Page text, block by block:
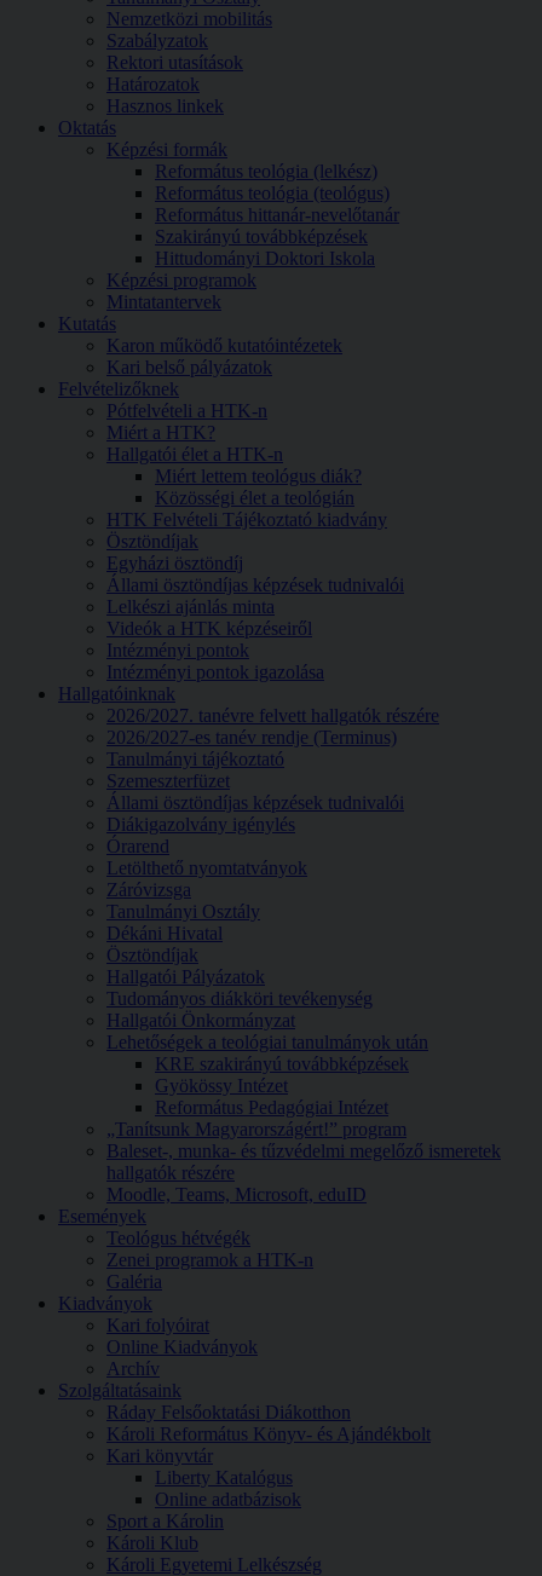
Nemzetközi mobilitás
Szabályzatok
Rektori utasítások
Határozatok
Hasznos linkek
Oktatás
Képzési formák
Református teológia (lelkész)
Református teológia (teológus)
Református hittanár-nevelőtanár
Szakirányú továbbképzések
Hittudományi Doktori Iskola
Képzési programok
Mintatantervek
Kutatás
Karon működő kutatóintézetek
Kari belső pályázatok
Felvételizőknek
Pótfelvételi a HTK-n
Miért a HTK?
Hallgatói élet a HTK-n
Miért lettem teológus diák?
Közösségi élet a teológián
HTK Felvételi Tájékoztató kiadvány
Ösztöndíjak
Egyházi ösztöndíj
Állami ösztöndíjas képzések tudnivalói
Lelkészi ajánlás minta
Videók a HTK képzéseiről
Intézményi pontok
Intézményi pontok igazolása
Hallgatóinknak
2026/2027. tanévre felvett hallgatók részére
2026/2027-es tanév rendje (Terminus)
Tanulmányi tájékoztató
Szemeszterfüzet
Állami ösztöndíjas képzések tudnivalói
Diákigazolvány igénylés
Órarend
Letölthető nyomtatványok
Záróvizsga
Tanulmányi Osztály
Dékáni Hivatal
Ösztöndíjak
Hallgatói Pályázatok
Tudományos diákköri tevékenység
Hallgatói Önkormányzat
Lehetőségek a teológiai tanulmányok után
KRE szakirányú továbbképzések
Gyökössy Intézet
Református Pedagógiai Intézet
„Tanítsunk Magyarországért!” program
Baleset-, munka- és tűzvédelmi megelőző ismeretek
hallgatók részére
Moodle, Teams, Microsoft, eduID
Események
Teológus hétvégék
Zenei programok a HTK-n
Galéria
Kiadványok
Kari folyóirat
Online Kiadványok
Archív
Szolgáltatásaink
Ráday Felsőoktatási Diákotthon
Károli Református Könyv- és Ajándékbolt
Kari könyvtár
Liberty Katalógus
Online adatbázisok
Sport a Károlin
Károli Klub
Károli Egyetemi Lelkészség